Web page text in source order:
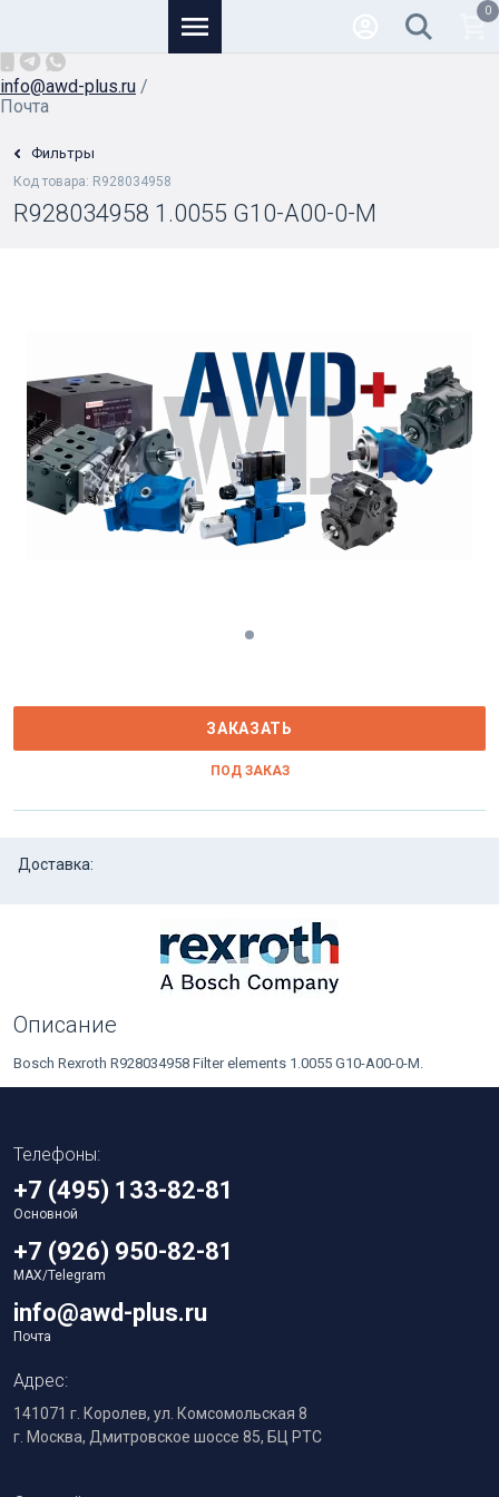
info@awd-plus.ru /
Почта
0
Фильтры
Код товара: R928034958
R928034958 1.0055 G10-A00-0-M
ЗАКАЗАТЬ
ПОД ЗАКАЗ
Доставка:
Описание
Bosch Rexroth R928034958 Filter elements 1.0055 G10-A00-0-M.
Телефоны:
+7 (495) 133-82-81
Основной
+7 (926) 950-82-81
MAX/Telegram
info@awd-plus.ru
Почта
Адрес:
141071 г. Королев, ул. Комсомольская 8
г. Москва, Дмитровское шоссе 85, БЦ РТС